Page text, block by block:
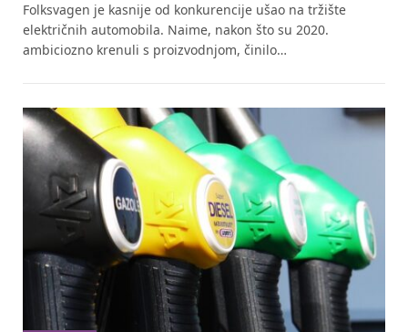
Folksvagen je kasnije od konkurencije ušao na tržište
električnih automobila. Naime, nakon što su 2020.
ambiciozno krenuli s proizvodnjom, činilo…